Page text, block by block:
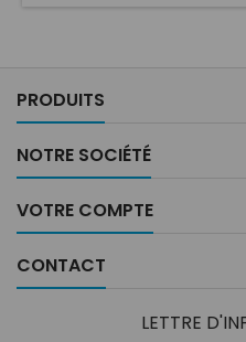
PRODUITS
NOTRE SOCIÉTÉ
VOTRE COMPTE
CONTACT
LETTRE